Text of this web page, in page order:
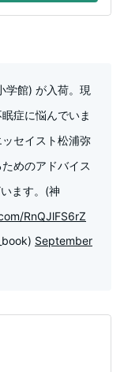
学館) が入荷。現
症に悩んでいま
セイスト松浦弥
めのアドバイス
ます。(神
RnQJlFS6rZ
September